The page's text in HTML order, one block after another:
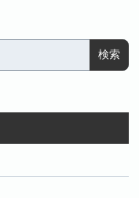
第十八話 カマキリ」以
二十話 運命道」「第二
話 藤十郎上京」「第
十四話 芸の道」を収